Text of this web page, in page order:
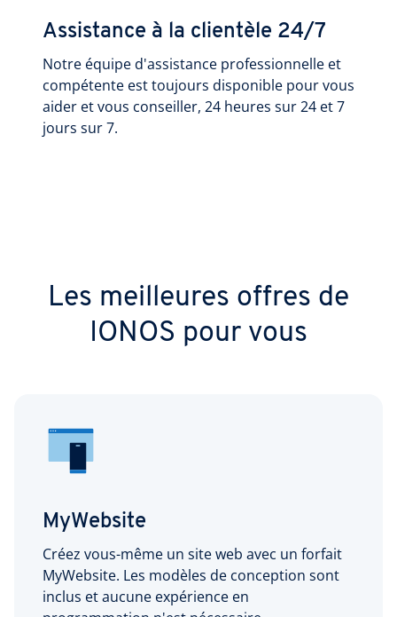
Assistance à la clientèle 24/7
Notre équipe d'assistance professionnelle et
compétente est toujours disponible pour vous
aider et vous conseiller, 24 heures sur 24 et 7
jours sur 7.
Les meilleures offres de
IONOS pour vous
MyWebsite
Créez vous-même un site web avec un forfait
MyWebsite. Les modèles de conception sont
inclus et aucune expérience en